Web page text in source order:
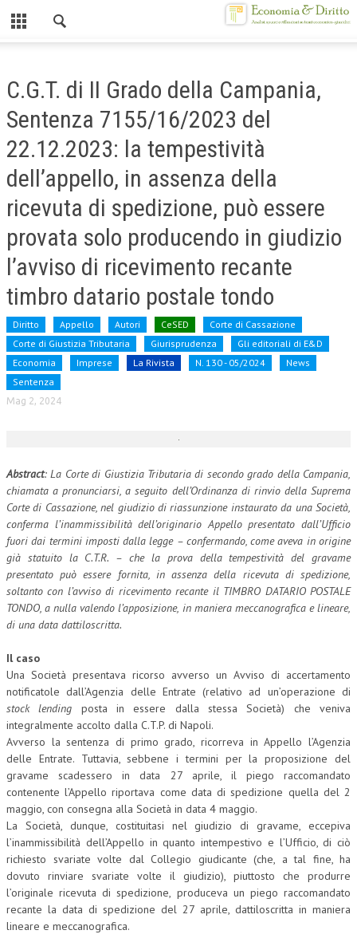
CHI SIAMO
CENTRO STUDI
ATTO COSTITUTIVO E STATUTO
ORGANIZZAZIONE
OBIETTIVI
DIREZIONE SCIENTIFICA
ALTA FORMAZIONE
BROCHURE CE.S.E.D.
LA RIVISTA
LA RIVISTA
COMITATO EDITORIALE
REDAZIONE
PEER REVIEW
CODICE ETICO
AUTORI
COLLABORA CON NOI
ECONOMIA
CORPORATE SOCIAL RESPONSIBILITY
ECONOMIA DELL’ARTE
INTERNAZIONALIZZAZIONE
HUMAN RESOURCES
RISORSE UMANE
C.G.T. di II Grado della Campania,
Sentenza 7155/16/2023 del
22.12.2023: la tempestività
dell’appello, in assenza della
ricevuta di spedizione, può essere
provata solo producendo in giudizio
l’avviso di ricevimento recante
timbro datario postale tondo
Diritto Appello Autori CeSED
Corte di Cassazione
Corte di Giustizia Tributaria
Giurisprudenza
Gli editoriali di E&D
Economia
Imprese La Rivista N. 130 - 05/2024
News
Sentenza
Mag 2, 2024
Abstract: La Corte di Giustizia Tributaria di secondo grado della Campania,
chiamata a pronunciarsi, a seguito dell’Ordinanza di rinvio della Suprema
Corte di Cassazione, nel giudizio di riassunzione instaurato da una Società,
conferma l’inammissibilità dell’originario Appello presentato dall’Ufficio
fuori dai termini imposti dalla legge – confermando, come aveva in origine
già statuito la C.T.R. – che la prova della tempestività del gravame
presentato può essere fornita, in assenza della ricevuta di spedizione,
soltanto con l’avviso di ricevimento recante il TIMBRO DATARIO POSTALE
TONDO, a nulla valendo l’apposizione, in maniera meccanografica e lineare,
di una data dattiloscritta.
Il caso
Una Società presentava ricorso avverso un Avviso di accertamento
notificatole dall’Agenzia delle Entrate (relativo ad un’operazione di
stock lending posta in essere dalla stessa Società) che veniva
integralmente accolto dalla C.T.P. di Napoli.
Avverso la sentenza di primo grado, ricorreva in Appello l’Agenzia
delle Entrate. Tuttavia, sebbene i termini per la proposizione del
gravame scadessero in data 27 aprile, il piego raccomandato
contenente l’Appello riportava come data di spedizione quella del 2
maggio, con consegna alla Società in data 4 maggio.
La Società, dunque, costituitasi nel giudizio di gravame, eccepiva
l’inammissibilità dell’Appello in quanto intempestivo e l’Ufficio, di ciò
richiesto svariate volte dal Collegio giudicante (che, a tal fine, ha
dovuto rinviare svariate volte il giudizio), piuttosto che produrre
l’originale ricevuta di spedizione, produceva un piego raccomandato
recante la data di spedizione del 27 aprile, dattiloscritta in maniera
lineare e meccanografica.